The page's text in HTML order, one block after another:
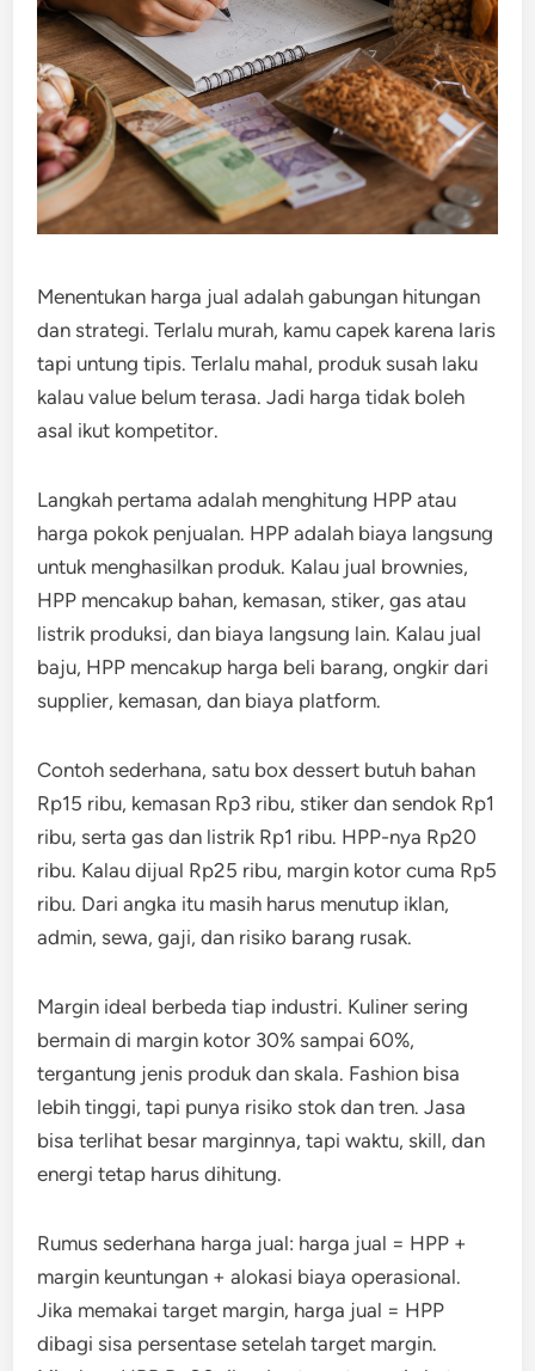
Menentukan harga jual adalah gabungan hitungan
dan strategi. Terlalu murah, kamu capek karena laris
tapi untung tipis. Terlalu mahal, produk susah laku
kalau value belum terasa. Jadi harga tidak boleh
asal ikut kompetitor.
Langkah pertama adalah menghitung HPP atau
harga pokok penjualan. HPP adalah biaya langsung
untuk menghasilkan produk. Kalau jual brownies,
HPP mencakup bahan, kemasan, stiker, gas atau
listrik produksi, dan biaya langsung lain. Kalau jual
baju, HPP mencakup harga beli barang, ongkir dari
supplier, kemasan, dan biaya platform.
Contoh sederhana, satu box dessert butuh bahan
Rp15 ribu, kemasan Rp3 ribu, stiker dan sendok Rp1
ribu, serta gas dan listrik Rp1 ribu. HPP-nya Rp20
ribu. Kalau dijual Rp25 ribu, margin kotor cuma Rp5
ribu. Dari angka itu masih harus menutup iklan,
admin, sewa, gaji, dan risiko barang rusak.
Margin ideal berbeda tiap industri. Kuliner sering
bermain di margin kotor 30% sampai 60%,
tergantung jenis produk dan skala. Fashion bisa
lebih tinggi, tapi punya risiko stok dan tren. Jasa
bisa terlihat besar marginnya, tapi waktu, skill, dan
energi tetap harus dihitung.
Rumus sederhana harga jual: harga jual = HPP +
margin keuntungan + alokasi biaya operasional.
Jika memakai target margin, harga jual = HPP
dibagi sisa persentase setelah target margin.